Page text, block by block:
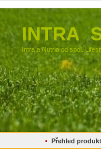
INTRA
Intra a Nutria od spol.
Přehled